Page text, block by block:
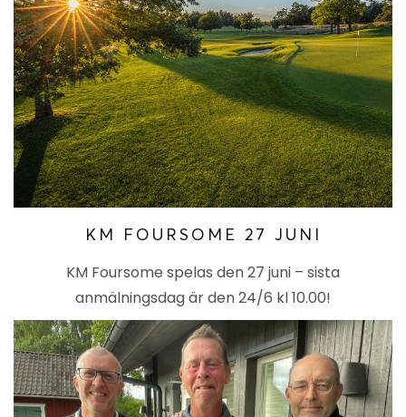
KM FOURSOME 27 JUNI
KM Foursome spelas den 27 juni – sista
anmälningsdag är den 24/6 kl 10.00!